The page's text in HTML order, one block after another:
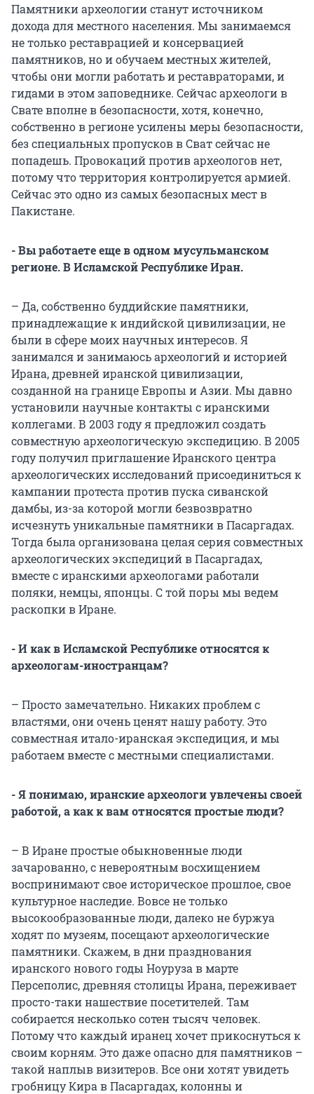
Памятники археологии станут источником
дохода для местного населения. Мы занимаемся
не только реставрацией и консервацией
памятников, но и обучаем местных жителей,
чтобы они могли работать и реставраторами, и
гидами в этом заповеднике. Сейчас археологи в
Свате вполне в безопасности, хотя, конечно,
собственно в регионе усилены меры безопасности,
без специальных пропусков в Сват сейчас не
попадешь. Провокаций против археологов нет,
потому что территория контролируется армией.
Сейчас это одно из самых безопасных мест в
Пакистане.
- Вы работаете еще в одном мусульманском
регионе. В Исламской Республике Иран.
– Да, собственно буддийские памятники,
принадлежащие к индийской цивилизации, не
были в сфере моих научных интересов. Я
занимался и занимаюсь археологий и историей
Ирана, древней иранской цивилизации,
созданной на границе Европы и Азии. Мы давно
установили научные контакты с иранскими
коллегами. В 2003 году я предложил создать
совместную археологическую экспедицию. В 2005
году получил приглашение Иранского центра
археологических исследований присоединиться к
кампании протеста против пуска сиванской
дамбы, из-за которой могли безвозвратно
исчезнуть уникальные памятники в Пасаргадах.
Тогда была организована целая серия совместных
археологических экспедиций в Пасаргадах,
вместе с иранскими археологами работали
поляки, немцы, японцы. С той поры мы ведем
раскопки в Иране.
- И как в Исламской Республике относятся к
археологам-иностранцам?
– Просто замечательно. Никаких проблем с
властями, они очень ценят нашу работу. Это
совместная итало-иранская экспедиция, и мы
работаем вместе с местными специалистами.
- Я понимаю, иранские археологи увлечены своей
работой, а как к вам относятся простые люди?
– В Иране простые обыкновенные люди
зачарованно, с невероятным восхищением
воспринимают свое историческое прошлое, свое
культурное наследие. Вовсе не только
высокообразованные люди, далеко не буржуа
ходят по музеям, посещают археологические
памятники. Скажем, в дни празднования
иранского нового годы Ноуруза в марте
Персеполис, древняя столицы Ирана, переживает
просто-таки нашествие посетителей. Там
собирается несколько сотен тысяч человек.
Потому что каждый иранец хочет прикоснуться к
своим корням. Это даже опасно для памятников –
такой наплыв визитеров. Все они хотят увидеть
гробницу Кира в Пасаргадах, колонны и